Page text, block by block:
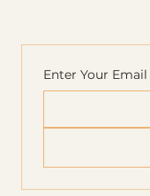
Enter Your Email